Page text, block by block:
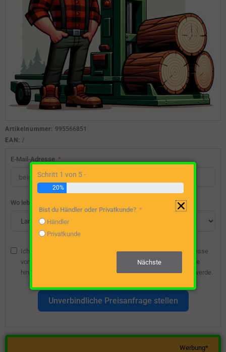
Artikelnummer: 995566851
EAN: /
E-Mail-Adresse
Wo lebst du?
Ich bin damit einverstanden, dass die angegebene E-Mail-Adresse
vom Webseitenbetreiber gespeichert wird, damit ich über diese
hinsichtlich eines unverbindlichen Preisangebots kontaktiert werde.
Unverbindliche Preisanfrage stellen
Werbung*
Schritt 1 von 5 -
20%
Bist du Händler oder Privatkunde?
Händler
Privatkunde
Nächste